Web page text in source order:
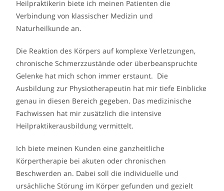
Heilpraktikerin biete ich meinen Patienten die
Verbindung von klassischer Medizin und
Naturheilkunde an.
Die Reaktion des Körpers auf komplexe Verletzungen,
chronische Schmerzzustände oder überbeanspruchte
Gelenke hat mich schon immer erstaunt. Die
Ausbildung zur Physiotherapeutin hat mir tiefe Einblicke
genau in diesen Bereich gegeben. Das medizinische
Fachwissen hat mir zusätzlich die intensive
Heilpraktikerausbildung vermittelt.
Ich biete meinen Kunden eine ganzheitliche
Körpertherapie bei akuten oder chronischen
Beschwerden an. Dabei soll die individuelle und
ursächliche Störung im Körper gefunden und gezielt